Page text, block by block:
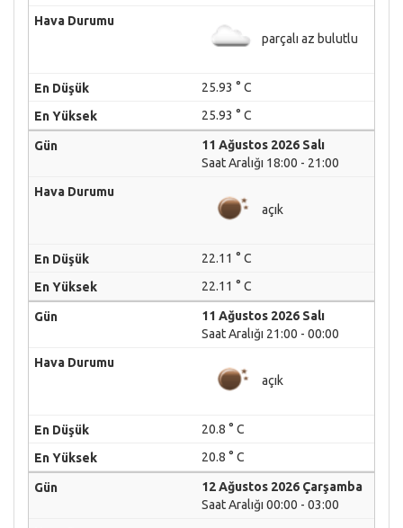
parçalı az bulutlu
25.93 ° C
25.93 ° C
11 Ağustos 2026 Salı
Saat Aralığı 18:00 - 21:00
açık
22.11 ° C
22.11 ° C
11 Ağustos 2026 Salı
Saat Aralığı 21:00 - 00:00
açık
20.8 ° C
20.8 ° C
12 Ağustos 2026 Çarşamba
Saat Aralığı 00:00 - 03:00